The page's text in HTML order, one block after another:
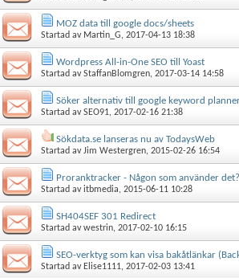
MOZ data till google docs/sheets
Startad av Martin_G, 2017-04-13 18:38
Wordpress All-in-One SEO till Yoast
Startad avStaffanBlomgren, 2017-03-14 14:58
Söker alternativ till google keyword
Startad avSEO91, 2017-02-16 21:38
Sökdata.se lanseras nu av TodaysWeb
Startad avJim Westergren, 2015-02-26 16:54
Proranktracker - Någon som använder det?
Startad avitbmedia, 2015-06-11 10:28
SH404SEF 301 Redirect
Startad avwestrin, 2017-02-10 16:15
SEO-verktyg som kan visa bakåtlänkar
Startad av Elise1111, 2017-02-03 13:41